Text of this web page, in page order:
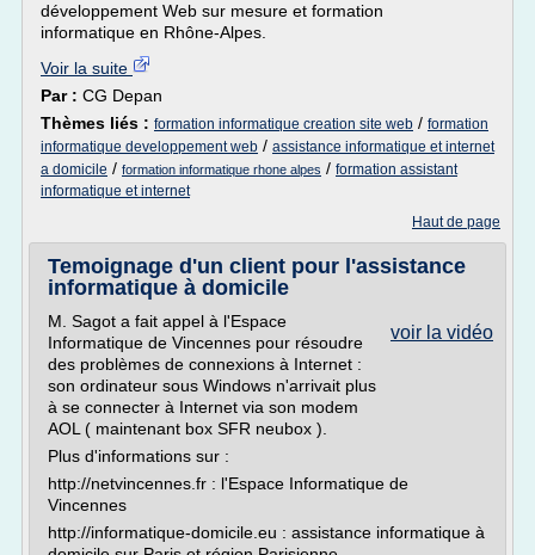
développement Web sur mesure et formation
informatique en Rhône-Alpes.
Voir la suite
Par : CG Depan
Thèmes liés : formation informatique creation site web / formation
informatique developpement web / assistance informatique et internet
a domicile / formation informatique rhone alpes / formation assistant
informatique et internet
Haut de page
Temoignage d'un client pour l'assistance
informatique à domicile
voir la vidéo
M. Sagot a fait appel à l'Espace
Informatique de Vincennes pour résoudre
des problèmes de connexions à Internet :
son ordinateur sous Windows n'arrivait plus
à se connecter à Internet via son modem
AOL ( maintenant box SFR neubox ).
Plus d'informations sur :
http://netvincennes.fr : l'Espace Informatique de
Vincennes
http://informatique-domicile.eu : assistance informatique à